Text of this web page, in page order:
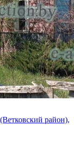
район),